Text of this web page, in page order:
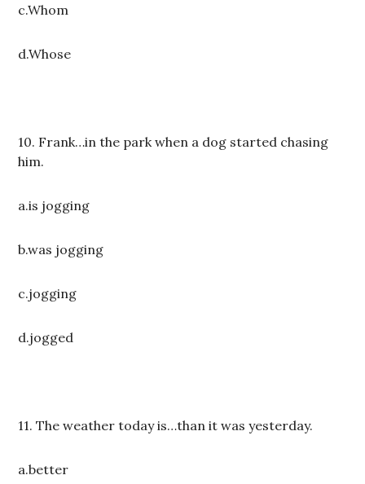
c.Whom
d.Whose
10. Frank…in the park when a dog started chasing
him.
a.is jogging
b.was jogging
c.jogging
d.jogged
11. The weather today is…than it was yesterday.
a.better